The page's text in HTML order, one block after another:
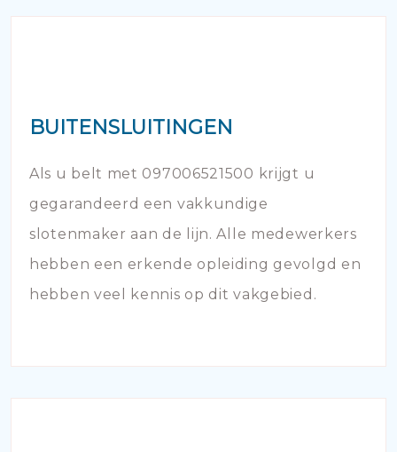
BUITENSLUITINGEN
Als u belt met 097006521500 krijgt u
gegarandeerd een vakkundige
slotenmaker aan de lijn. Alle medewerkers
hebben een erkende opleiding gevolgd en
hebben veel kennis op dit vakgebied.